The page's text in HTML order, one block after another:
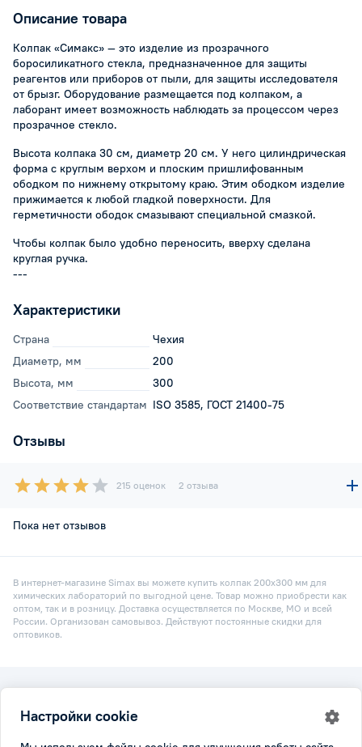
Описание товара
Колпак «Симакс» — это изделие из прозрачного
боросиликатного стекла, предназначенное для защиты
реагентов или приборов от пыли, для защиты исследователя
от брызг. Оборудование размещается под колпаком, а
лаборант имеет возможность наблюдать за процессом через
прозрачное стекло.
Высота колпака 30 см, диаметр 20 см. У него цилиндрическая
форма с круглым верхом и плоским пришлифованным
ободком по нижнему открытому краю. Этим ободком изделие
прижимается к любой гладкой поверхности. Для
герметичности ободок смазывают специальной смазкой.
Чтобы колпак было удобно переносить, вверху сделана
круглая ручка.
---
Характеристики
Страна
Чехия
Диаметр, мм
200
Высота, мм
300
Соответствие стандартам ISO 3585, ГОСТ 21400-75
Отзывы
215 оценок 2 отзыва
Пока нет отзывов
В интернет-магазине Simax вы можете купить колпак 200х300 мм для
химических лабораторий по выгодной цене. Товар можно приобрести как
оптом, так и в розницу. Доставка осуществляется по Москве, МО и всей
России. Организован самовывоз. Действуют постоянные скидки для
оптовиков.
Все права защищены.
Политика конфидициальности
| Настройки cookie
Настройки cookie